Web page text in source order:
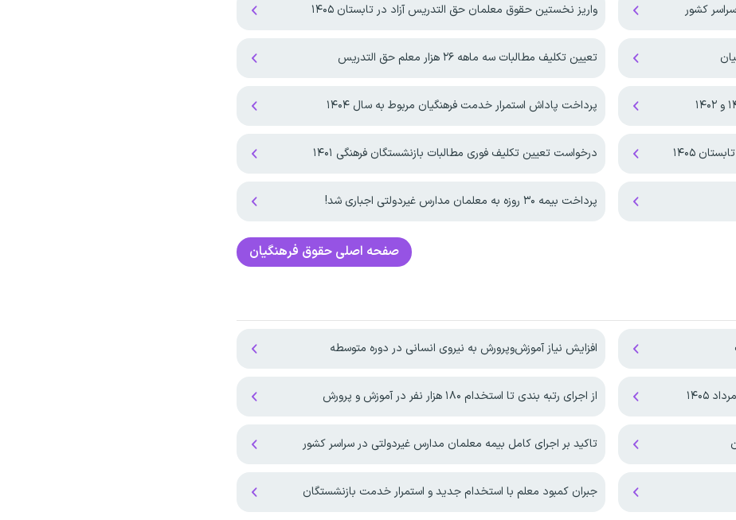
کشور واریز نخستین حقوق معلمان حق التدریس آزاد در تابستان ۱۴۰۵
تعیین تکلیف مطالبات سه ماهه ۲۶ هزار معلم حق التدریس
پرداخت پاداش استمرار خدمت فرهنگیان مربوط به سال ۱۴۰۴
۱۴۰۵ درخواست تعیین تکلیف فوری مطالبات بازنشستگان فرهنگی ۱۴۰۱
پرداخت بیمه ۳۰ روزه به معلمان مدارس غیردولتی اجباری شد!
صفحه اصلیحقوق فرهنگیان
افزایش نیاز آموزش‌وپرورش به نیروی انسانی در دوره متوسطه
از اجرای رتبه بندی تا استخدام ۱۸۰ هزار نفر در آموزش و پرورش
تاکید بر اجرای کامل بیمه معلمان مدارس غیردولتی در سراسر کشور
جبران کمبود معلم با استخدام جدید و استمرار خدمت بازنشستگان